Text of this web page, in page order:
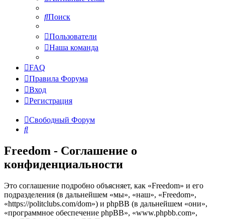
Поиск
Пользователи
Наша команда
FAQ
Правила Форума
Вход
Регистрация
Свободный Форум
Поиск
Freedom - Соглашение о
конфиденциальности
Это соглашение подробно объясняет, как «Freedom» и его
подразделения (в дальнейшем «мы», «наш», «Freedom»,
«https://politclubs.com/dom») и phpBB (в дальнейшем «они»,
«программное обеспечение phpBB», «www.phpbb.com»,